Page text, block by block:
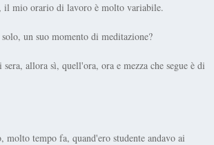
il mio orario di lavoro è molto variabile.
un suo momento di meditazione?
allora sì, quell'ora, ora e mezza che segue è di
tempo fa, quand'ero studente andavo ai